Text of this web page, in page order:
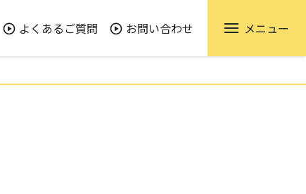
よくあるご質問 お問い合わせ メニュー